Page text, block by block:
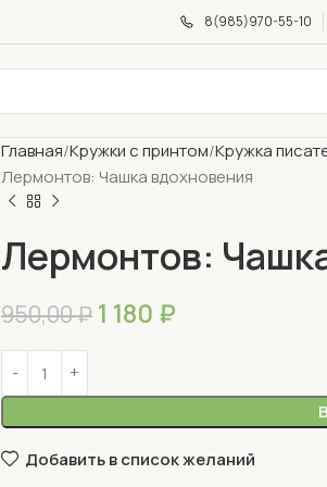
8(985)970-55-10
Главная Кружки с принтом Кружка
Лермонтов: Чашка вдохновения
Лермонтов:
950,00₽ 1 180 ₽
Добавить в список желаний